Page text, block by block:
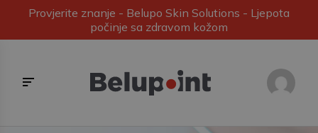
Provjerite znanje - Belupo Skin Solutions - Ljepota
počinje sa zdravom kožom